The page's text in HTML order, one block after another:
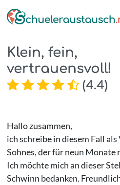
Klein, fein,
vertrauensvoll!
(4.4)
Hallo zusammen,
ich schreibe in diesem Fall
Sohnes, der für neun Monate
Ich möchte mich an dieser
Schwinn bedanken.